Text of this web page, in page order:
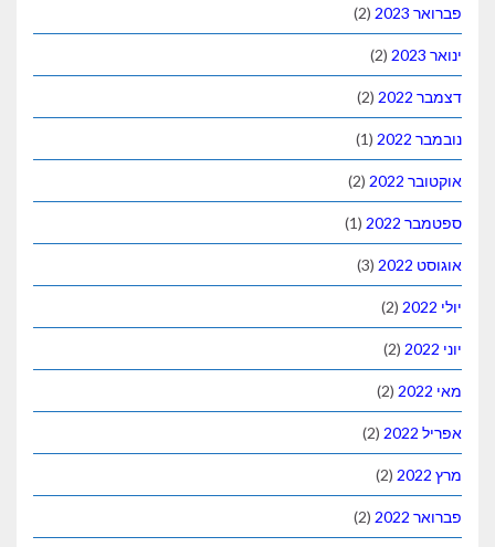
פברואר 2023 (2)
ינואר 2023 (2)
דצמבר 2022 (2)
נובמבר 2022 (1)
אוקטובר 2022 (2)
ספטמבר 2022 (1)
אוגוסט 2022 (3)
יולי 2022 (2)
יוני 2022 (2)
מאי 2022 (2)
אפריל 2022 (2)
מרץ 2022 (2)
פברואר 2022 (2)